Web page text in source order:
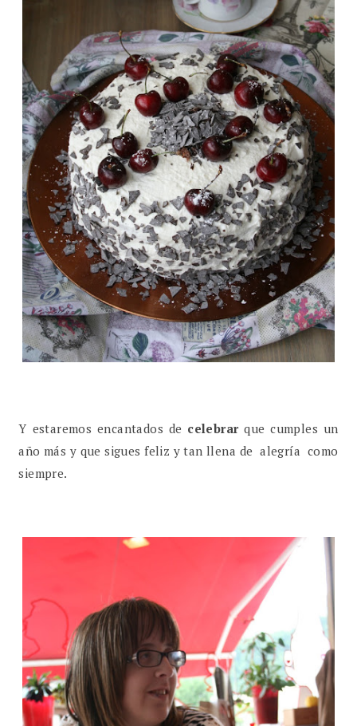
Y estaremos encantados de celebrarque cumples un
año más y que sigues feliz y tan llena de alegría como
siempre.